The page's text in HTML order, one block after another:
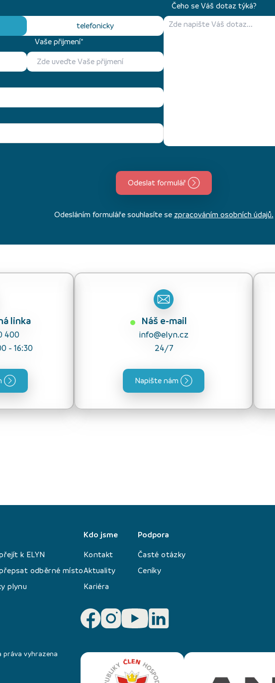
telefonicky
Vaše přijmení*
Čeho se Váš dotaz týká?
Odeslat formulář
Odesláním formuláře souhlasíte se zpracováním osobních údajů.
linka
400
- 16:30
Náš e-mail
info@elyn.cz
24/7
Napište nám
k ELYN
odběrné místo
plynu
Kdo jsme
Kontakt
Aktuality
Kariéra
Podpora
Časté otázky
Ceníky
práva vyhrazena